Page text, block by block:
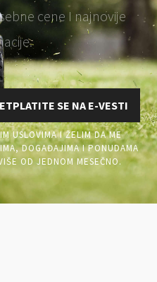
cene I najnovije
SE NA E-VESTI
USLOVIMA I ŽELIM DA ME
DOGAĐAJIMA I PONUDAMA
OD JEDNOM MESEČNO.